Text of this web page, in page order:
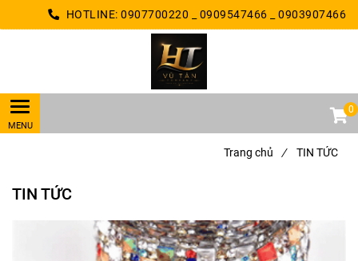
HOTLINE: 0907700220 _ 0909547466 _ 0903907466
0
Trang chủ / TIN TỨC
TIN TỨC